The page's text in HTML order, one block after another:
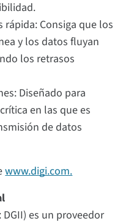
Consiga que los
y los datos fluyan
los retrasos
Diseñado para
en las que es
de datos
www.digi.com.
es un proveedor